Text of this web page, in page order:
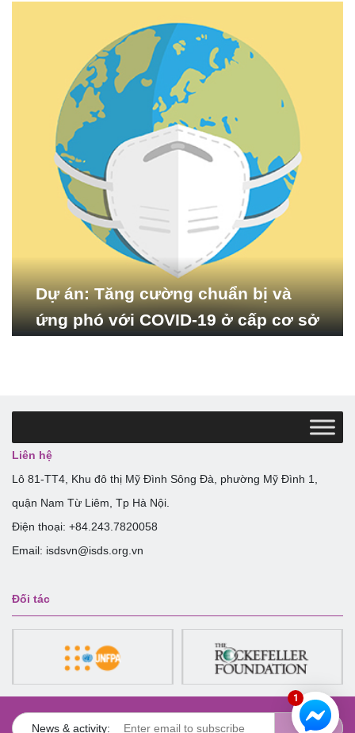
1
cảm có sự hỗ trợ tại Việt Nam
Dự án: Tăng cường chuẩn bị và
ứng phó với COVID-19 ở cấp cơ sở
Liên hệ
Lô 81-TT4, Khu đô thị Mỹ Đình Sông Đà, phường Mỹ Đình 1,
quận Nam Từ Liêm, Tp Hà Nội.
Điện thoại: +84.243.7820058
Email: isdsvn@isds.org.vn
Đối tác
News & activity: